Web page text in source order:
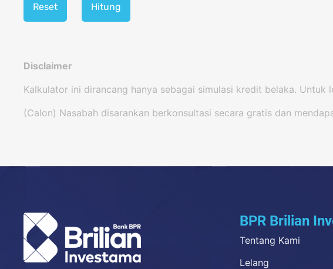
Reset Hitung
Disclaimer
Kalkulator ini dirancang hanya sebagai simulasi kredit belaka. Untuk
(Calon) Nasabah disarankan berkonsultasi secara gratis dan
BPR Brilian
Tentang Kami
Lelang